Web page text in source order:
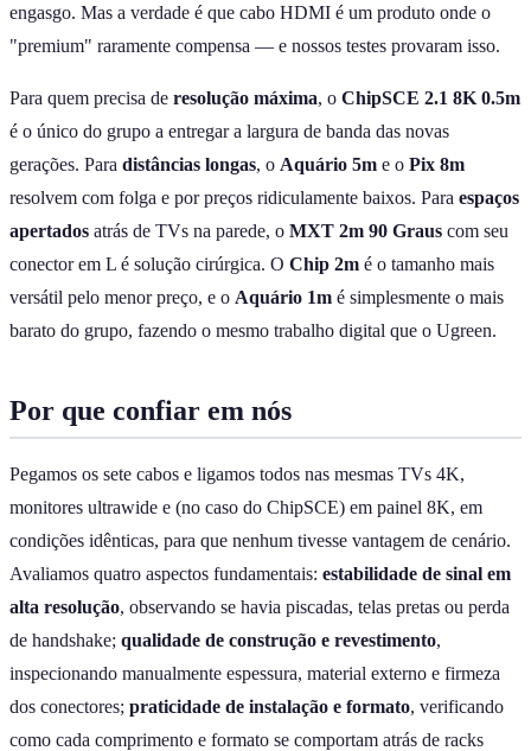
engasgo. Mas a verdade é que cabo HDMI é um produto onde o
"premium" raramente compensa — e nossos testes provaram isso.
Para quem precisa de resolução máxima, o ChipSCE 2.1 8K 0.5m
é o único do grupo a entregar a largura de banda das novas
gerações. Para distâncias longas, o Aquário 5m e o Pix 8m
resolvem com folga e por preços ridiculamente baixos. Para espaços
apertados atrás de TVs na parede, o MXT 2m 90 Graus com seu
conector em L é solução cirúrgica. O Chip 2m é o tamanho mais
versátil pelo menor preço, e o Aquário 1m é simplesmente o mais
barato do grupo, fazendo o mesmo trabalho digital que o Ugreen.
Por que confiar em nós
Pegamos os sete cabos e ligamos todos nas mesmas TVs 4K,
monitores ultrawide e (no caso do ChipSCE) em painel 8K, em
condições idênticas, para que nenhum tivesse vantagem de cenário.
Avaliamos quatro aspectos fundamentais: estabilidade de sinal em
alta resolução, observando se havia piscadas, telas pretas ou perda
de handshake; qualidade de construção e revestimento,
inspecionando manualmente espessura, material externo e firmeza
dos conectores; praticidade de instalação e formato, verificando
como cada comprimento e formato se comportam atrás de racks